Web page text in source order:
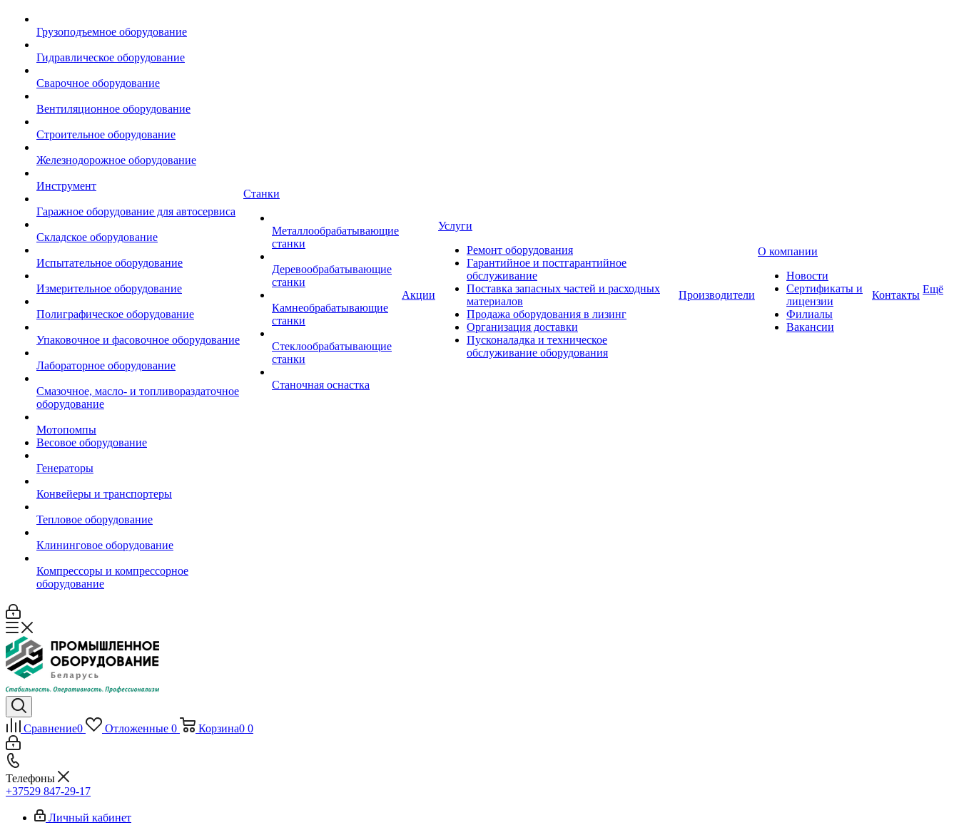
Грузоподъемное оборудование
Гидравлическое оборудование
Сварочное оборудование
Вентиляционное оборудование
Строительное оборудование
Железнодорожное оборудование
Инструмент
Гаражное оборудование для автосервиса
Складское оборудование
Испытательное оборудование
Измерительное оборудование
Полиграфическое оборудование
Упаковочное и фасовочное оборудование
Лабораторное оборудование
Смазочное, масло- и топливораздаточное
оборудование
Мотопомпы
Весовое оборудование
Генераторы
Конвейеры и транспортеры
Тепловое оборудование
Клининговое оборудование
Компрессоры и компрессорное
оборудование
Станки
Металлообрабатывающие
станки
Деревообрабатывающие
станки
Камнеобрабатывающие
станки
Стеклообрабатывающие
станки
Станочная оснастка
Акции
Услуги
Ремонт оборудования
Гарантийное и постгарантийное
обслуживание
Поставка запасных частей и расходных
материалов
Продажа оборудования в лизинг
Организация доставки
Пусконаладка и техническое
обслуживание оборудования
Производители
О компании
Новости
Сертификаты и
лицензии
Филиалы
Вакансии
Контакты Ещё
Сравнение0 Отложенные 0 Корзина0 0
Телефоны
+37529 847-29-17‬
Личный кабинет